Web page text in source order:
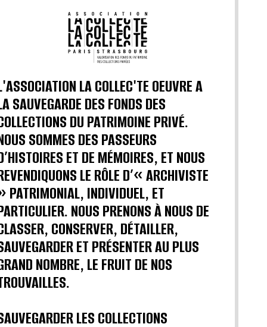
LA COLLEC'TE OEUVRE A
SAUVEGARDE DES FONDS DES
DU PATRIMOINE PRIVÉ.
SOMMES DES PASSEURS
ET DE MÉMOIRES, ET NOUS
LE RÔLE D’« ARCHIVISTE
PATRIMONIAL, INDIVIDUEL, ET
NOUS PRENONS À NOUS DE
CONSERVER, DÉTAILLER,
ET PRÉSENTER AU PLUS
NOMBRE, LE FRUIT DE NOS
LES COLLECTIONS